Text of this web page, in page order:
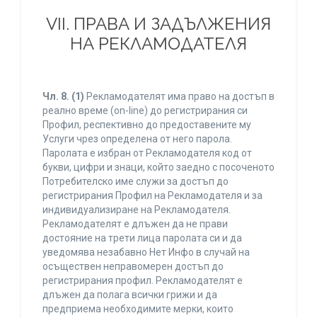
VII. ПРАВА И ЗАДЪЛЖЕНИЯ
НА РЕКЛАМОДАТЕЛЯ
Чл. 8. (1) Рекламодателят има право на достъп в
реално време (on-line) до регистрирания си
Профил, респективно до предоставените му
Услуги чрез определена от него парола.
Паролата е избран от Рекламодателя код от
букви, цифри и знаци, който заедно с посоченото
Потребителско име служи за достъп до
регистрирания Профил на Рекламодателя и за
индивидуализиране на Рекламодателя.
Рекламодателят е длъжен да не прави
достояние на трети лица паролата си и да
уведомява незабавно Нет Инфо в случай на
осъществен неправомерен достъп до
регистрирания профил. Рекламодателят е
длъжен да полага всички грижи и да
предприема необходимите мерки, които